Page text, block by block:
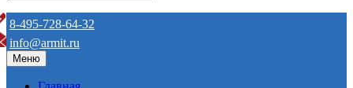
8-495-728-64-32
info@armit.ru
Меню